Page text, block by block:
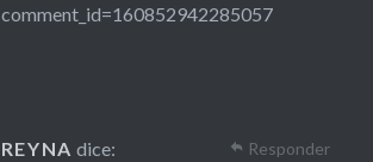
comment_id=160852942285057
REYNA dice: Responder